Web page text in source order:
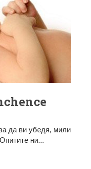
да ви убедя, мили
ни...